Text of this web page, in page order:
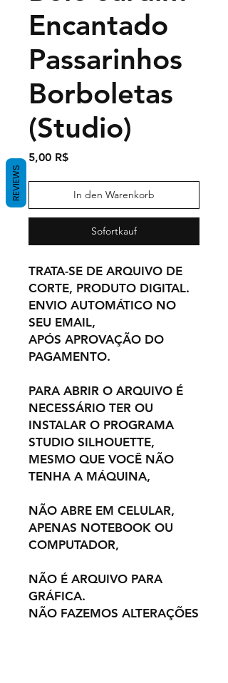
Encantado
Passarinhos
Borboletas
(Studio)
5,00 R$Preis
In den Warenkorb
Sofortkauf
TRATA-SE DE ARQUIVO DE
CORTE, PRODUTO DIGITAL.
ENVIO AUTOMÁTICO NO
SEU EMAIL,
APÓS APROVAÇÃO DO
PAGAMENTO.
PARA ABRIR O ARQUIVO É
NECESSÁRIO TER OU
INSTALAR O PROGRAMA
STUDIO SILHOUETTE,
MESMO QUE VOCÊ NÃO
TENHA A MÁQUINA,
NÃO ABRE EM CELULAR,
APENAS NOTEBOOK OU
COMPUTADOR,
NÃO É ARQUIVO PARA
GRÁFICA.
NÃO FAZEMOS ALTERAÇÕES
REVIEWS